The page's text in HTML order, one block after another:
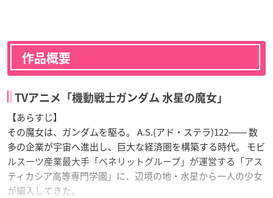
作品概要
TVアニメ「機動戦士ガンダム 水星の魔女」
【あらすじ】
その魔女は、ガンダムを駆る。 A.S.(アド・ステラ)122―― 数
多の企業が宇宙へ進出し、巨大な経済圏を構築する時代。 モビ
ルスーツ産業最大手「ベネリットグループ」が運営する「アス
ティカシア高等専門学園」に、辺境の地・水星から一人の少女
が編入してきた。